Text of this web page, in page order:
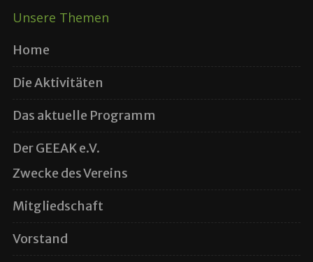
Unsere Themen
Home
Die Aktivitäten
Das aktuelle Programm
Der GEEAK e.V.
Zwecke des Vereins
Mitgliedschaft
Vorstand